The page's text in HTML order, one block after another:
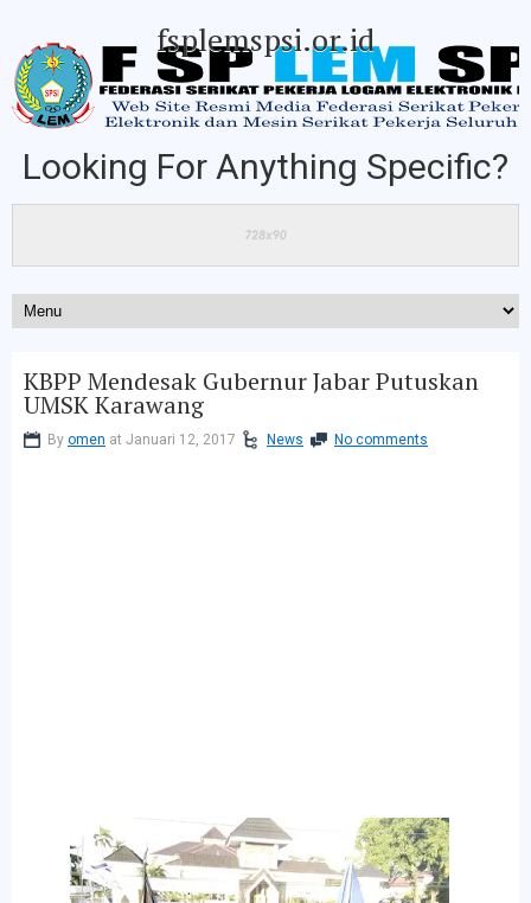
fsplemspsi.or.id
Looking For Anything Specific?
KBPP Mendesak Gubernur Jabar Putuskan
UMSK Karawang
By omen at Januari 12, 2017 News No comments